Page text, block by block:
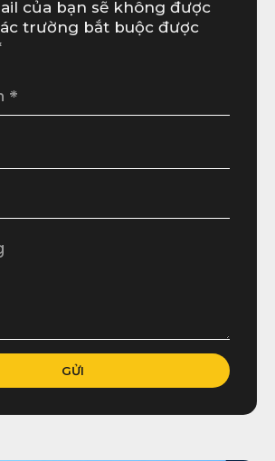
của bạn sẽ không được
trường bắt buộc được
GỬI